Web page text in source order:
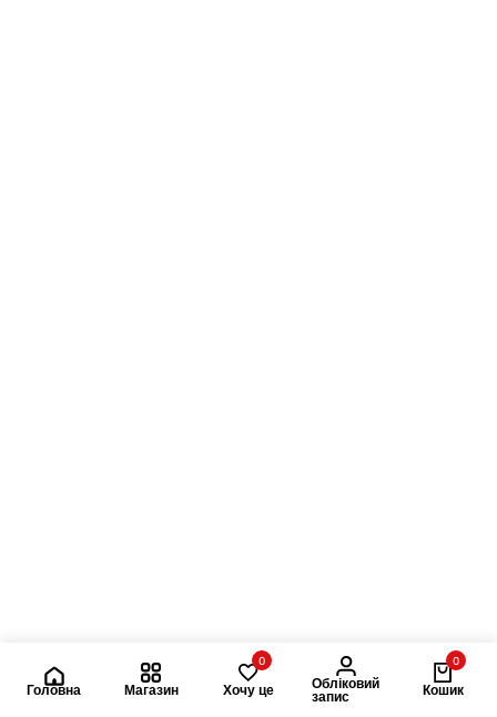
Головна Магазин
0
Хочу це
Обліковий
запис
0
Кошик